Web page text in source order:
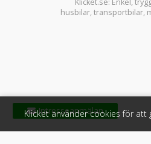
Klicket.se: Enkel,
husbilar,transportbilar,
Klicket använder cookies för